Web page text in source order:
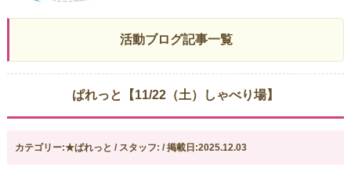
活動ブログ記事一覧
ぱれっと【11/22（土）しゃべり場】
カテゴリー:★ぱれっと / スタッフ: / 掲載日:2025.12.03